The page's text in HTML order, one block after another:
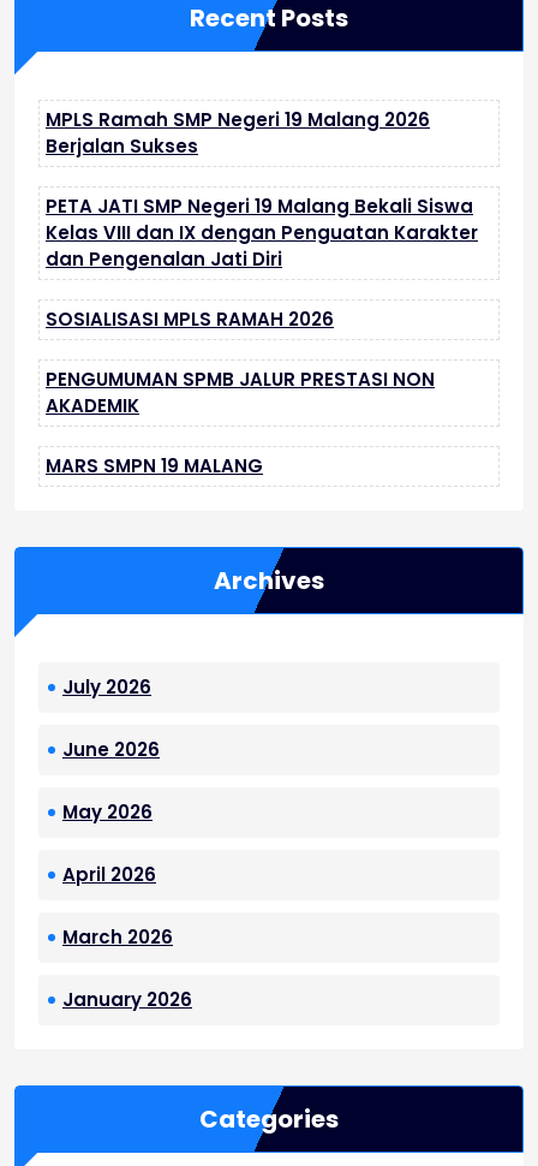
Recent Posts
MPLS Ramah SMP Negeri 19 Malang 2026
Berjalan Sukses
PETA JATI SMP Negeri 19 Malang Bekali Siswa
Kelas VIII dan IX dengan Penguatan Karakter
dan Pengenalan Jati Diri
SOSIALISASI MPLS RAMAH 2026
PENGUMUMAN SPMB JALUR PRESTASI NON
AKADEMIK
MARS SMPN 19 MALANG
Archives
July 2026
June 2026
May 2026
April 2026
March 2026
January 2026
Categories